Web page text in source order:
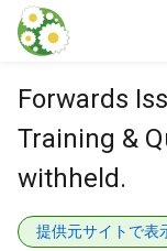
本文に飛ぶ
Forwards
Training &
withheld.
提供元サイトで表